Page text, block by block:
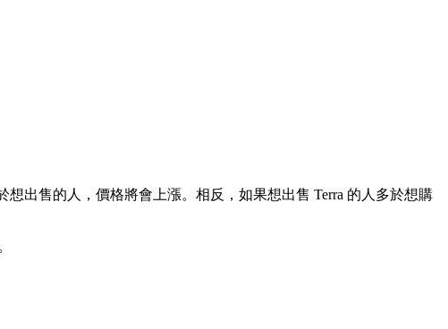
出售的人，價格將會上漲。相反，如果想出售 Terra 的人多於想購